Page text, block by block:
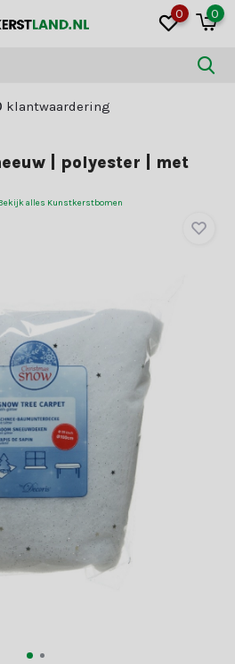
0 0
klantwaardering
| polyester | met
alles Kunstkerstbomen